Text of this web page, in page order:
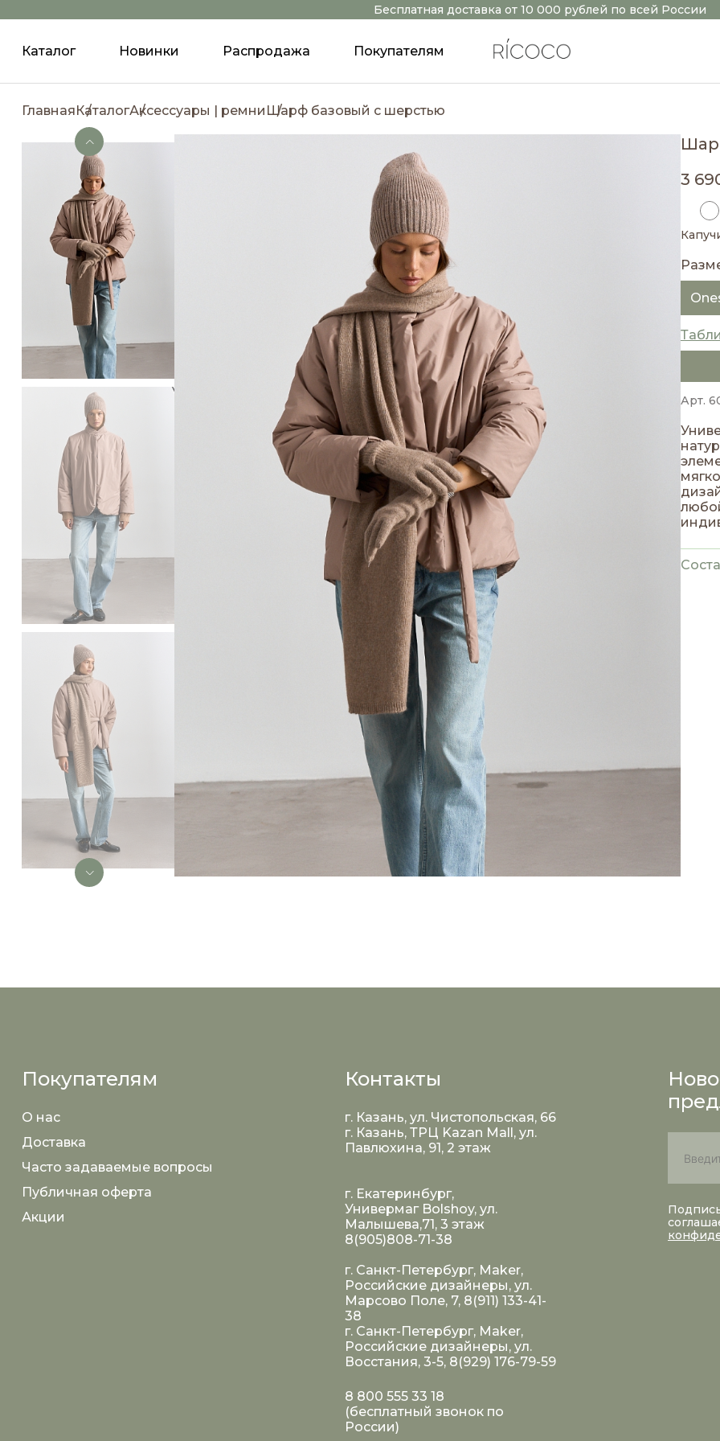
Бесплатная доставка от 10 000 рублей по всей России
Каталог Новинки Распродажа Покупателям
ГлавнаяКаталогАксессуары | ремни Шарф базовый с шерстью
3
Арт.
Покупателям
О нас
Доставка
Часто задаваемые вопросы
Публичная оферта
Акции
Контакты
г. Казань, ул. Чистопольская, 66
г. Казань, ТРЦ Kazan Mall, ул.
Павлюхина, 91, 2 этаж
г. Екатеринбург,
Универмаг Bolshoy, ул.
Малышева,71, 3 этаж
8(905)808-71-38
г. Санкт-Петербург, Maker,
Российские дизайнеры, ул.
Марсово Поле, 7, 8(911) 133-41-
38
г. Санкт-Петербург, Maker,
Российские дизайнеры, ул.
Восстания, 3-5, 8(929) 176-79-59
8 800 555 33 18
(бесплатный звонок по
России)